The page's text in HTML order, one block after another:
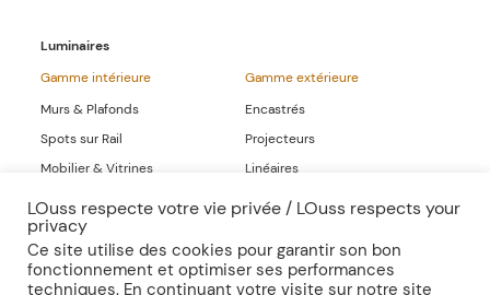
Luminaires
Gamme intérieure
Murs & Plafonds
Spots sur Rail
Mobilier & Vitrines
Gammes Complètes
Gamme extérieure
Encastrés
Projecteurs
Linéaires
Sur-mesure Publications
LOuss respecte votre vie privée / LOuss respects your
privacy
Ce site utilise des cookies pour garantir son bon
fonctionnement et optimiser ses performances
techniques. En continuant votre visite sur notre site